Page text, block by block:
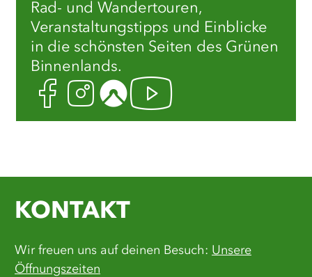
Rad- und Wandertouren,
Veranstaltungstipps und Einblicke
in die schönsten Seiten des Grünen
Binnenlands.
FacebookInstagram
KomootYoutube
KONTAKT
Wir freuen uns auf deinen Besuch: Unsere
Öffnungszeiten